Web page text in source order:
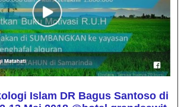
Islam DR Bagus Santoso di